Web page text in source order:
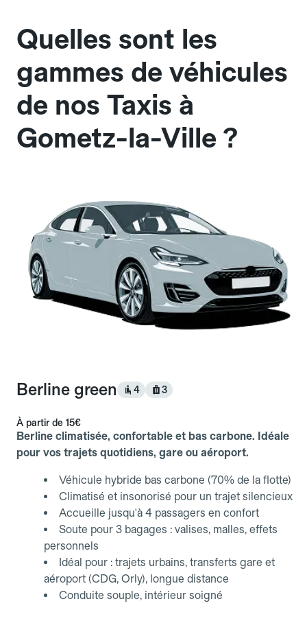
Quelles sont les
gammes de véhicules
de nos Taxis à
Gometz-la-Ville ?
Berline green 4 3
À partir de 15€
Berline climatisée, confortable et bas carbone. Idéale
pour vos trajets quotidiens, gare ou aéroport.
Véhicule hybride bas carbone (70% de la flotte)
Climatisé et insonorisé pour un trajet silencieux
Accueille jusqu'à 4 passagers en confort
Soute pour 3 bagages : valises, malles, effets
personnels
Idéal pour : trajets urbains, transferts gare et
aéroport (CDG, Orly), longue distance
Conduite souple, intérieur soigné